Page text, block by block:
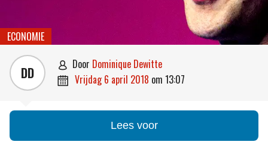
ECONOMIE
DD  door Dominique Dewitte
 vrijdag 6 april 2018 om 13:07
Lees voor